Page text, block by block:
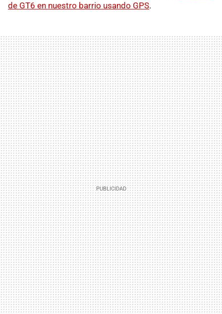
de GT6 en nuestro barrio usando GPS.